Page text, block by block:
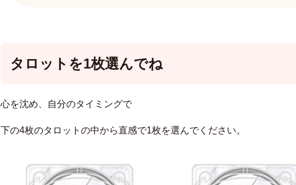
タロットを1枚選んでね
心を沈め、自分のタイミングで
下の4枚のタロットの中から直感で1枚を選んでください。